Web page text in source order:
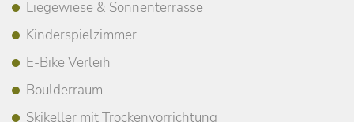
Liegewiese & Sonnenterrasse
Kinderspielzimmer
E-Bike Verleih
Boulderraum
Skikeller mit Trockenvorrichtung